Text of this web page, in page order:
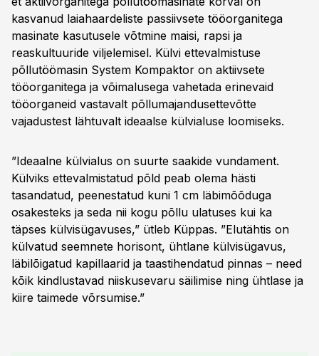
kasvanud laiahaardeliste passiivsete tööorganitega
masinate kasutusele võtmine maisi, rapsi ja
reaskultuuride viljelemisel. Külvi ettevalmistuse
põllutöömasin System Kompaktor on aktiivsete
tööorganitega ja võimalusega vahetada erinevaid
tööorganeid vastavalt põllumajandusettevõtte
vajadustest lähtuvalt ideaalse külvialuse loomiseks.
”Ideaalne külvialus on suurte saakide vundament.
Külviks ettevalmistatud põld peab olema hästi
tasandatud, peenestatud kuni 1 cm läbimõõduga
osakesteks ja seda nii kogu põllu ulatuses kui ka
täpses külvisügavuses,” ütleb Küppas. ”Elutähtis on
külvatud seemnete horisont, ühtlane külvisügavus,
läbilõigatud kapillaarid ja taastihendatud pinnas – need
kõik kindlustavad niiskusevaru säilimise ning ühtlase ja
kiire taimede võrsumise.”